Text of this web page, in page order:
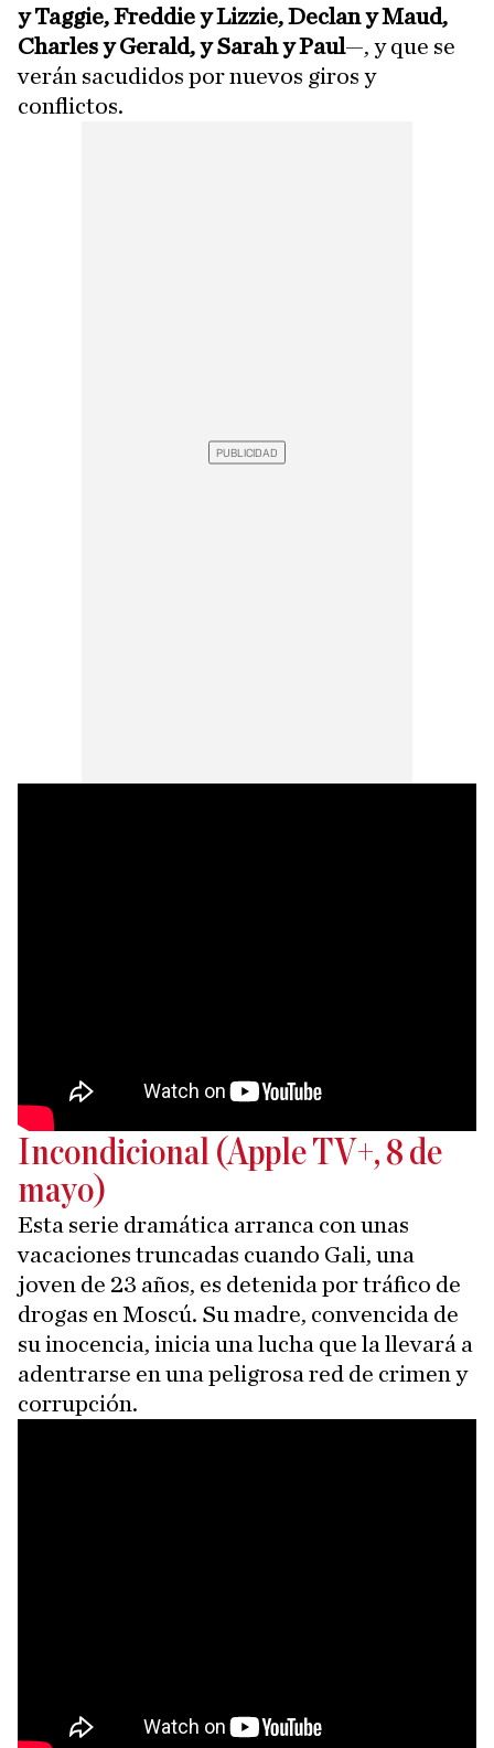
y Taggie, Freddie y Lizzie, Declan y Maud,
Charles y Gerald, y Sarah y Paul—, y que se
verán sacudidos por nuevos giros y
conflictos.
Incondicional (Apple TV+, 8 de
mayo)
Esta serie dramática arranca con unas
vacaciones truncadas cuando Gali, una
joven de 23 años, es detenida por tráfico de
drogas en Moscú. Su madre, convencida de
su inocencia, inicia una lucha que la llevará a
adentrarse en una peligrosa red de crimen y
corrupción.